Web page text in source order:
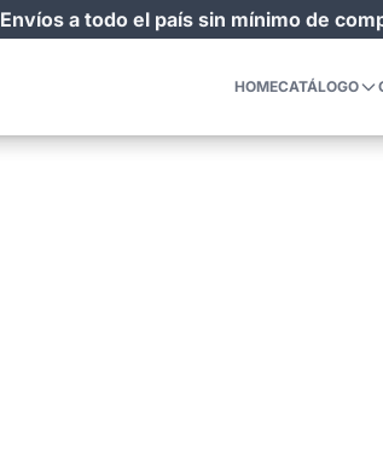
Envíos a todo el país sin mínimo de
HOMECATÁLOGO